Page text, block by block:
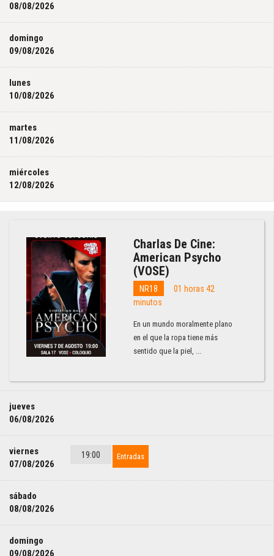
08/08/2026
domingo
09/08/2026
lunes
10/08/2026
martes
11/08/2026
miércoles
12/08/2026
Charlas De Cine:
American Psycho
(VOSE)
NR18
01 horas 42
minutos
En un mundo moralmente plano
en el que la ropa tiene más
sentido que la piel, ...
jueves
06/08/2026
viernes
07/08/2026
19:00 Entradas
sábado
08/08/2026
domingo
09/08/2026